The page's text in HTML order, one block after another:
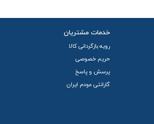
خدمات مشتریان
رویه بازگردانی کالا
حریم خصوصی
پرسش و پاسخ
گارانتی مودم ایران